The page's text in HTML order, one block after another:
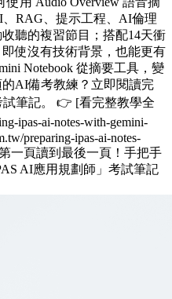
RAG、提示工程、AI倫理
聽的複習節目；搭配14天衝
使沒有技術背景，也能更有
Notebook 從摘要工具，變
AI備考教練？立即閱讀完
筆記。 👉 [看完整教學全
ipas-ai-notes-with-gemini-
preparing-ipas-ai-notes-
一頁讀到最後一頁！手把手
AI應用規劃師」考試筆記